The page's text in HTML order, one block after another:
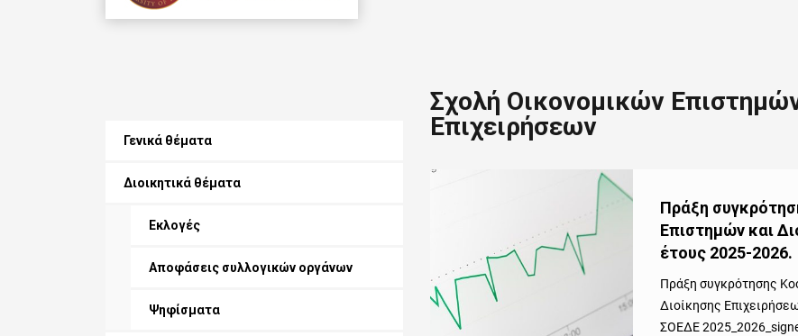
Σχολή Οικονομικών
Επιχειρήσεων
Πράξη
Επιστημών και
έτους 2025-2026.
Πράξη συγκρότησης
Διοίκησης
ΣΟΕΔΕ
Γενικά θέματα
Διοικητικά θέματα
Εκλογές
Αποφάσεις συλλογικών οργάνων
Ψηφίσματα